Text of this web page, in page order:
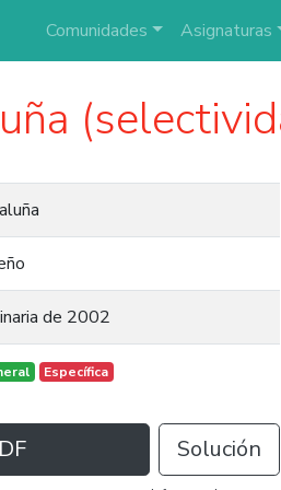
Comunidades Asignaturas
de 2002
Específica
Solución